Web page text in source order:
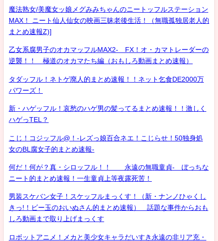
魔法熟女/美魔女ッ娘メグみみちゃんのニートッフルステーション
MAX！ ニート仙人仙女の映画三昧老後生活！（無職孤独居老人的
まとめ速報Z)]
乙女系腐男子のオカマッフルMAX2- FX！オ・カマトレーダーの
逆襲！！ 極道のオカマたち編（おもしろ動画まとめ速報）
タダッフル！ネトゲ廃人的まとめ速報！！ネット乞食DE2000万
パワーズ！
新・ハゲッフル！哀愁のハゲ男の髪ってるまとめ速報！！激しく
ハゲっTEL？
こじ！コジッフル@！-レズっ娘百合ネエ！こじらせ！50独身処
女のBL腐女子的まとめ速報-
何だ！何が？真・シロッフル！！ 永遠の無職童貞- ぼっちな
ニート的まとめ速報！一生童貞上等夜露死苦！
男装スケバン女子！スケッフルまっくす！（新・ナンノひゃくし
きっ!！ビー玉のおいぬさん的まとめ速報） 話題な事件からおも
しろ動画まで取り上げまっくす
ロボットアニメ！メカと美少女キャラだいすき永遠の非リア充・